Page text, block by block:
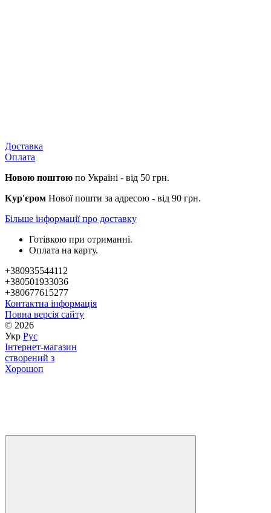
Доставка
Оплата
Новою поштою по Україні - від 50 грн.
Кур'єром Нової пошти за адресою - від 90 грн.
Більше інформації про доставку
Готівкою при отриманні.
Оплата на карту.
+380935544112
+380501933036
+380677615277
Контактна інформація
Повна версія сайту
© 2026
Укр Рус
Інтернет-магазин
створений з
Хорошоп